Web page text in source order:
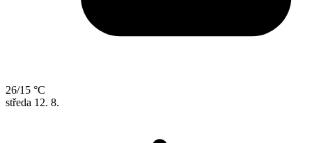
26/15 °C
středa 12. 8.